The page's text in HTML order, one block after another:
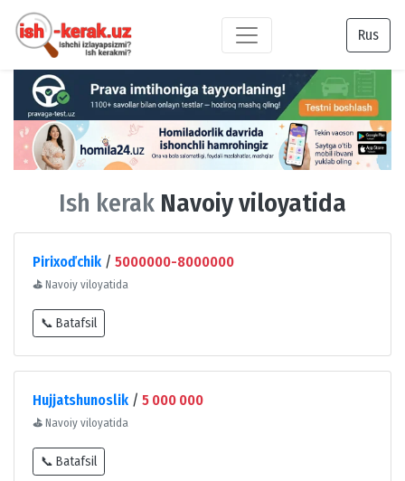
Rus
Ish kerak Navoiy viloyatida
Pirixoďchik / 5000000-8000000
⛳ Navoiy viloyatida
📞 Batafsil
Hujjatshunoslik / 5 000 000
⛳ Navoiy viloyatida
📞 Batafsil